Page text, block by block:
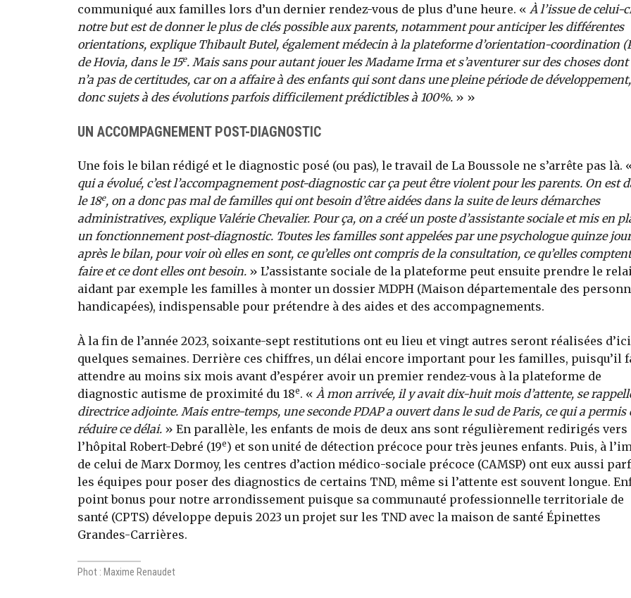
communiqué aux familles lors d’un dernier rendez-vous de plus d’une heure. « À l’issue de celui-
notre but est de donner le plus de clés possible aux parents, notamment pour anticiper les différentes
orientations, explique Thibault Butel, également médecin à la plateforme d’orientation-coordination
de Hovia, dans le 15e. Mais sans pour autant jouer les Madame Irma et s’aventurer sur des choses dont
n’a pas de certitudes, car on a affaire à des enfants qui sont dans une pleine période de développement,
donc sujets à des évolutions parfois difficilement prédictibles à 100%. » »
UN ACCOMPAGNEMENT POST-DIAGNOSTIC
Une fois le bilan rédigé et le diagnostic posé (ou pas), le travail de La Boussole ne s’arrête pas là.
qui a évolué, c’est l’accompagnement post-diagnostic car ça peut être violent pour les parents. On est
le 18e, on a donc pas mal de familles qui ont besoin d’être aidées dans la suite de leurs démarches
administratives, explique Valérie Chevalier. Pour ça, on a créé un poste d’assistante sociale et mis en
un fonctionnement post-diagnostic. Toutes les familles sont appelées par une psychologue quinze
après le bilan, pour voir où elles en sont, ce qu’elles ont compris de la consultation, ce qu’elles comptent
faire et ce dont elles ont besoin. » L’assistante sociale de la plateforme peut ensuite prendre le
aidant par exemple les familles à monter un dossier MDPH (Maison départementale des
handicapées), indispensable pour prétendre à des aides et des accompagnements.
À la fin de l’année 2023, soixante-sept restitutions ont eu lieu et vingt autres seront réalisées d’ici
quelques semaines. Derrière ces chiffres, un délai encore important pour les familles, puisqu’il
attendre au moins six mois avant d’espérer avoir un premier rendez-vous à la plateforme de
diagnostic autisme de proximité du 18e. « À mon arrivée, il y avait dix-huit mois d’attente, se
directrice adjointe. Mais entre-temps, une seconde PDAP a ouvert dans le sud de Paris, ce qui a permis
réduire ce délai. » En parallèle, les enfants de mois de deux ans sont régulièrement redirigés vers
l’hôpital Robert-Debré (19e) et son unité de détection précoce pour très jeunes enfants. Puis, à
de celui de Marx Dormoy, les centres d’action médico-sociale précoce (CAMSP) ont eux aussi
les équipes pour poser des diagnostics de certains TND, même si l’attente est souvent longue.
point bonus pour notre arrondissement puisque sa communauté professionnelle territoriale de
santé (CPTS) développe depuis 2023 un projet sur les TND avec la maison de santé Épinettes
Grandes-Carrières.
Phot : Maxime Renaudet